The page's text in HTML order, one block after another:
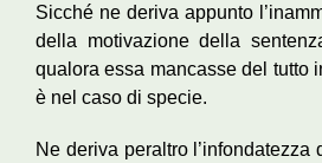
Sicché ne deriva appunto
della motivazione della
qualora essa mancasse del tutto
è nel caso di specie.
Ne deriva peraltro